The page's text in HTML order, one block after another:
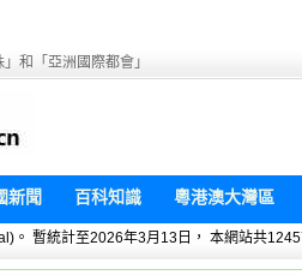
和「亞洲國際都會」
新聞 百科知識 粵港澳大灣區
。 暫統計至2026年3月13日， 本網站共